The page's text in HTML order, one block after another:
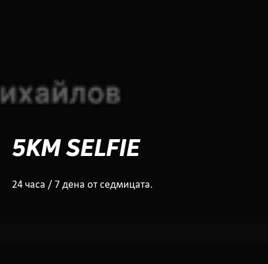
5KM SELFIE
24 часа / 7 дена от седмицата.